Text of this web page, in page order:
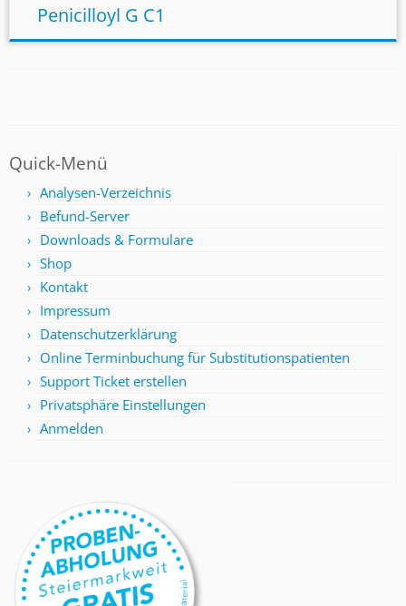
Penicilloyl G C1
Quick-Menü
Analysen-Verzeichnis
Befund-Server
Downloads & Formulare
Shop
Kontakt
Impressum
Datenschutzerklärung
Online Terminbuchung für Substitutionspatienten
Support Ticket erstellen
Privatsphäre Einstellungen
Anmelden